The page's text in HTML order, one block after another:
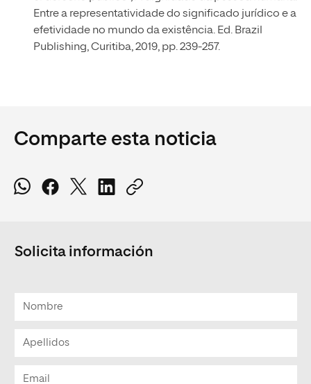
Entre a representatividade do significado jurídico e a
efetividade no mundo da existência. Ed. Brazil
Publishing, Curitiba, 2019, pp. 239-257.
Comparte esta noticia
Solicita información